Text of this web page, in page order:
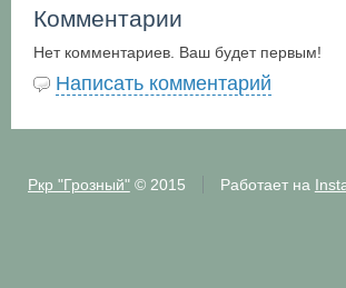
Комментарии
Нет комментариев. Ваш будет первым!
Написать комментарий
Ркр "Грозный"© 2015 Работает на